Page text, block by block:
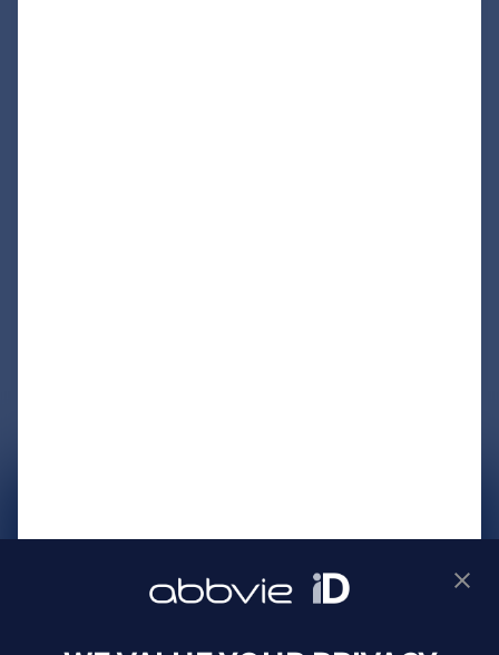
プライバシーポリシー